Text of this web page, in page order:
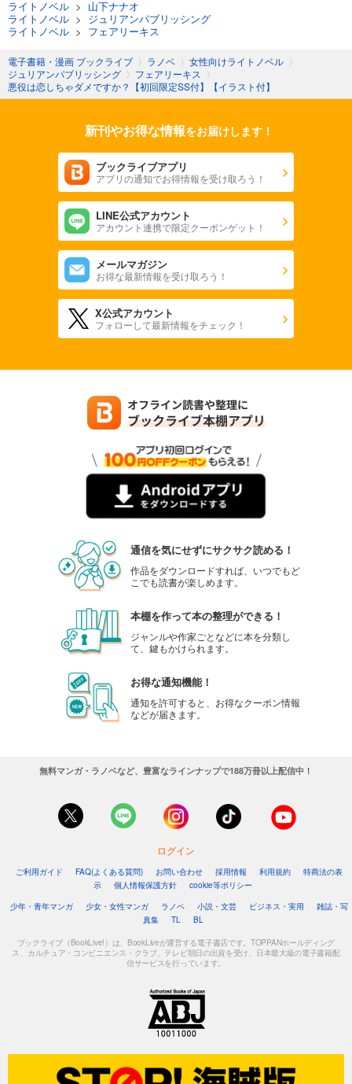
ライトノベル > 山下ナナオ
ライトノベル > ジュリアンパブリッシング
ライトノベル > フェアリーキス
電子書籍・漫画 ブックライブ 〉 ラノベ 〉 女性向けライトノベル 〉
ジュリアンパブリッシング 〉 フェアリーキス 〉
悪役は恋しちゃダメですか？【初回限定SS付】【イラスト付】
新刊やお得な情報をお届けします！
ブックライブアプリ
アプリの通知でお得情報を受け取ろう！
LINE公式アカウント
アカウント連携で限定クーポンゲット！
メールマガジン
お得な最新情報を受け取ろう！
X公式アカウント
フォローして最新情報をチェック！
通信を気にせずにサクサク読める！
作品をダウンロードすれば、いつでもど
こでも読書が楽しめます。
本棚を作って本の整理ができる！
ジャンルや作家ごとなどに本を分類し
て、鍵もかけられます。
お得な通知機能！
通知を許可すると、お得なクーポン情報
などが届きます。
無料マンガ・ラノベなど、豊富なラインナップで188万冊以上配信中！
ログイン
ご利用ガイド FAQ(よくある質問) お問い合わせ 採用情報 利用規約
特商法の表
示
個人情報保護方針
cookie等ポリシー
少年・青年マンガ
少女・女性マンガ ラノベ 小説・文芸 ビジネス・実用
雑誌・写
真集
TL BL
ブックライブ（BookLive!）は、BookLiveが運営する電子書店です。TOPPANホールディング
ス、カルチュア・コンビニエンス・クラブ、テレビ朝日の出資を受け、日本最大級の電子書籍配
信サービスを行っています。